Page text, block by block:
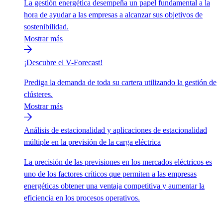
La gestión energética desempeña un papel fundamental a la
hora de ayudar a las empresas a alcanzar sus objetivos de
sostenibilidad.
Mostrar más
¡Descubre el V-Forecast!
Prediga la demanda de toda su cartera utilizando la gestión de
clústeres.
Mostrar más
Análisis de estacionalidad y aplicaciones de estacionalidad
múltiple en la previsión de la carga eléctrica
La precisión de las previsiones en los mercados eléctricos es
uno de los factores críticos que permiten a las empresas
energéticas obtener una ventaja competitiva y aumentar la
eficiencia en los procesos operativos.